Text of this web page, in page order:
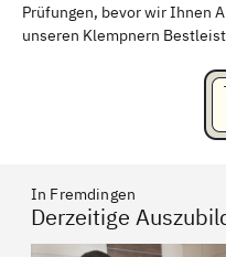
Prüfungen, bevor wir Ihnen
unseren Klempnern
In Fremdingen
Derzeitige